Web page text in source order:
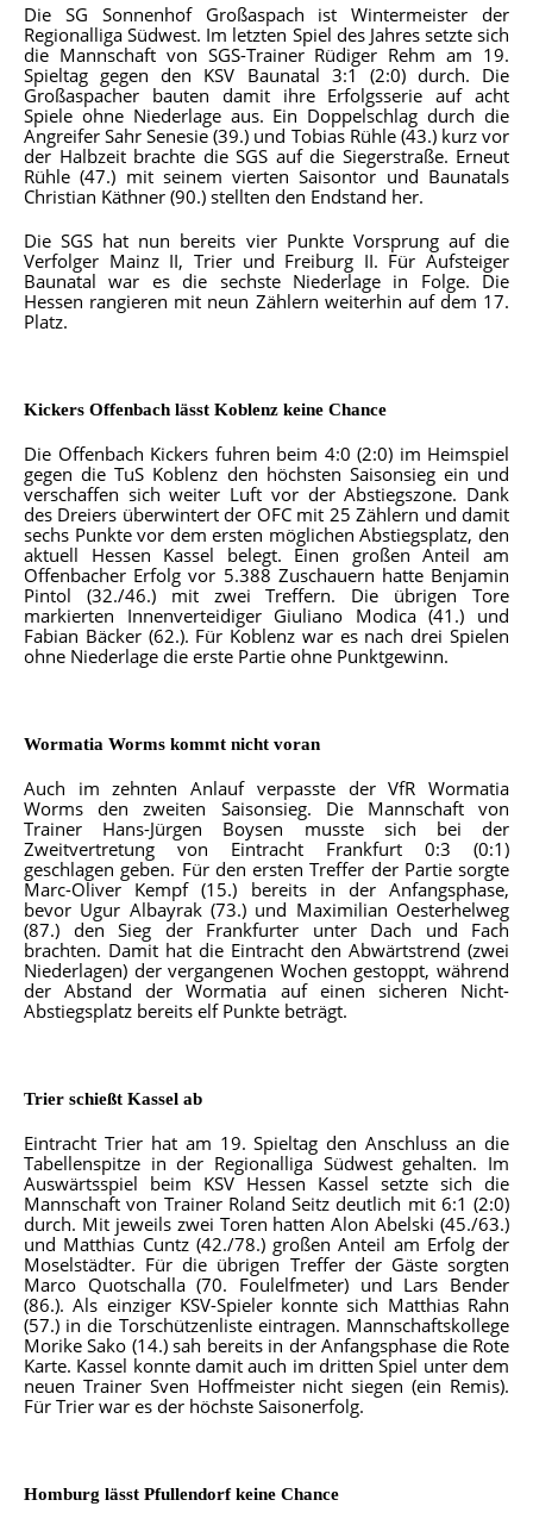
Die SG Sonnenhof Großaspach ist Wintermeister der
Regionalliga Südwest. Im letzten Spiel des Jahres setzte sich
die Mannschaft von SGS-Trainer Rüdiger Rehm am 19.
Spieltag gegen den KSV Baunatal 3:1 (2:0) durch. Die
Großaspacher bauten damit ihre Erfolgsserie auf acht
Spiele ohne Niederlage aus. Ein Doppelschlag durch die
Angreifer Sahr Senesie (39.) und Tobias Rühle (43.) kurz vor
der Halbzeit brachte die SGS auf die Siegerstraße. Erneut
Rühle (47.) mit seinem vierten Saisontor und Baunatals
Christian Käthner (90.) stellten den Endstand her.
Die SGS hat nun bereits vier Punkte Vorsprung auf die
Verfolger Mainz II, Trier und Freiburg II. Für Aufsteiger
Baunatal war es die sechste Niederlage in Folge. Die
Hessen rangieren mit neun Zählern weiterhin auf dem 17.
Platz.
Kickers Offenbach lässt Koblenz keine Chance
Die Offenbach Kickers fuhren beim 4:0 (2:0) im Heimspiel
gegen die TuS Koblenz den höchsten Saisonsieg ein und
verschaffen sich weiter Luft vor der Abstiegszone. Dank
des Dreiers überwintert der OFC mit 25 Zählern und damit
sechs Punkte vor dem ersten möglichen Abstiegsplatz, den
aktuell Hessen Kassel belegt. Einen großen Anteil am
Offenbacher Erfolg vor 5.388 Zuschauern hatte Benjamin
Pintol (32./46.) mit zwei Treffern. Die übrigen Tore
markierten Innenverteidiger Giuliano Modica (41.) und
Fabian Bäcker (62.). Für Koblenz war es nach drei Spielen
ohne Niederlage die erste Partie ohne Punktgewinn.
Wormatia Worms kommt nicht voran
Auch im zehnten Anlauf verpasste der VfR Wormatia
Worms den zweiten Saisonsieg. Die Mannschaft von
Trainer Hans-Jürgen Boysen musste sich bei der
Zweitvertretung von Eintracht Frankfurt 0:3 (0:1)
geschlagen geben. Für den ersten Treffer der Partie sorgte
Marc-Oliver Kempf (15.) bereits in der Anfangsphase,
bevor Ugur Albayrak (73.) und Maximilian Oesterhelweg
(87.) den Sieg der Frankfurter unter Dach und Fach
brachten. Damit hat die Eintracht den Abwärtstrend (zwei
Niederlagen) der vergangenen Wochen gestoppt, während
der Abstand der Wormatia auf einen sicheren Nicht-
Abstiegsplatz bereits elf Punkte beträgt.
Trier schießt Kassel ab
Eintracht Trier hat am 19. Spieltag den Anschluss an die
Tabellenspitze in der Regionalliga Südwest gehalten. Im
Auswärtsspiel beim KSV Hessen Kassel setzte sich die
Mannschaft von Trainer Roland Seitz deutlich mit 6:1 (2:0)
durch. Mit jeweils zwei Toren hatten Alon Abelski (45./63.)
und Matthias Cuntz (42./78.) großen Anteil am Erfolg der
Moselstädter. Für die übrigen Treffer der Gäste sorgten
Marco Quotschalla (70. Foulelfmeter) und Lars Bender
(86.). Als einziger KSV-Spieler konnte sich Matthias Rahn
(57.) in die Torschützenliste eintragen. Mannschaftskollege
Morike Sako (14.) sah bereits in der Anfangsphase die Rote
Karte. Kassel konnte damit auch im dritten Spiel unter dem
neuen Trainer Sven Hoffmeister nicht siegen (ein Remis).
Für Trier war es der höchste Saisonerfolg.
Homburg lässt Pfullendorf keine Chance